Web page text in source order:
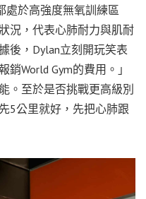
處於高強度無氧訓練區
況，代表心肺耐力與肌耐
後，Dylan立刻開玩笑表
World Gym的費用。」
。至於是否挑戰更高級別
5公里就好，先把心肺跟